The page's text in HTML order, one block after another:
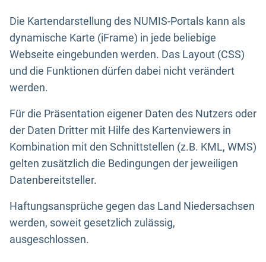
Die Kartendarstellung des NUMIS-Portals kann als
dynamische Karte (iFrame) in jede beliebige
Webseite eingebunden werden. Das Layout (CSS)
und die Funktionen dürfen dabei nicht verändert
werden.
Für die Präsentation eigener Daten des Nutzers oder
der Daten Dritter mit Hilfe des Kartenviewers in
Kombination mit den Schnittstellen (z.B. KML, WMS)
gelten zusätzlich die Bedingungen der jeweiligen
Datenbereitsteller.
Haftungsansprüche gegen das Land Niedersachsen
werden, soweit gesetzlich zulässig,
ausgeschlossen.